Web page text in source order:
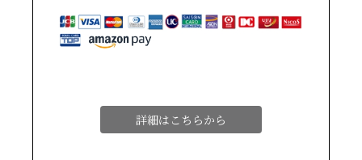
詳細はこちらから